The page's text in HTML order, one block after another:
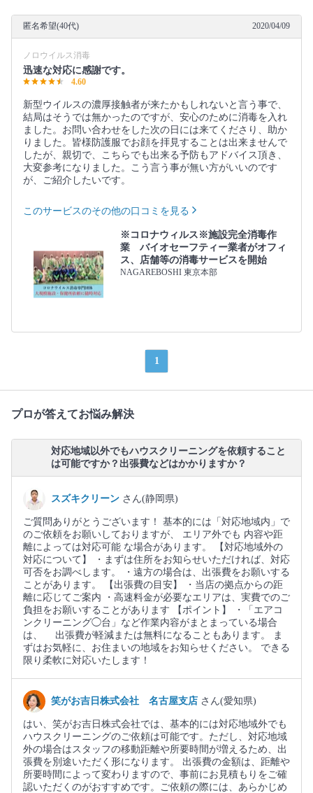
匿名希望(40代) 2020/04/09
ノロウイルス消毒
迅速な対応に感謝です。
4.60
新型ウイルスの濃厚接触者が来たかもしれないと言う事で、
結局はそうでは無かったのですが、安心のために消毒を入れ
ました。お問い合わせをした次の日には来てくださり、助か
りました。皆様防護服でお顔を拝見することは出来ませんで
したが、親切で、こちらでも出来る予防もアドバイス頂き、
大変参考になりました。こう言う事が無い方がいいのです
が、ご紹介したいです。
このサービスのその他の口コミを見る
※コロナウィルス※施設完全消毒作
業 バイオセーフティー業者がオフィ
ス、店舗等の消毒サービスを開始
NAGAREBOSHI 東京本部
1
プロが答えてお悩み解決
対応地域以外でもハウスクリーニングを依頼すること
は可能ですか？出張費などはかかりますか？
スズキクリーン さん(静岡県)
ご質問ありがとうございます！ 基本的には「対応地域内」で
のご依頼をお願いしておりますが、 エリア外でも 内容や距
離によっては対応可能 な場合があります。 【対応地域外の
対応について】 ・まずは住所をお知らせいただければ、対応
可否をお調べします。 ・遠方の場合は、出張費をお願いする
ことがあります。 【出張費の目安】 ・当店の拠点からの距
離に応じてご案内 ・高速料金が必要なエリアは、実費でのご
負担をお願いすることがあります 【ポイント】 ・「エアコ
ンクリーニング◯台」など作業内容がまとまっている場合
は、 出張費が軽減または無料になることもあります。 ま
ずはお気軽に、お住まいの地域をお知らせください。 できる
限り柔軟に対応いたします！
笑がお吉日株式会社 名古屋支店 さん(愛知県)
はい、笑がお吉日株式会社では、基本的には対応地域外でも
ハウスクリーニングのご依頼は可能です。ただし、対応地域
外の場合はスタッフの移動距離や所要時間が増えるため、出
張費を別途いただく形になります。 出張費の金額は、距離や
所要時間によって変わりますので、事前にお見積もりをご確
認いただくのがおすすめです。ご依頼の際には、あらかじめ